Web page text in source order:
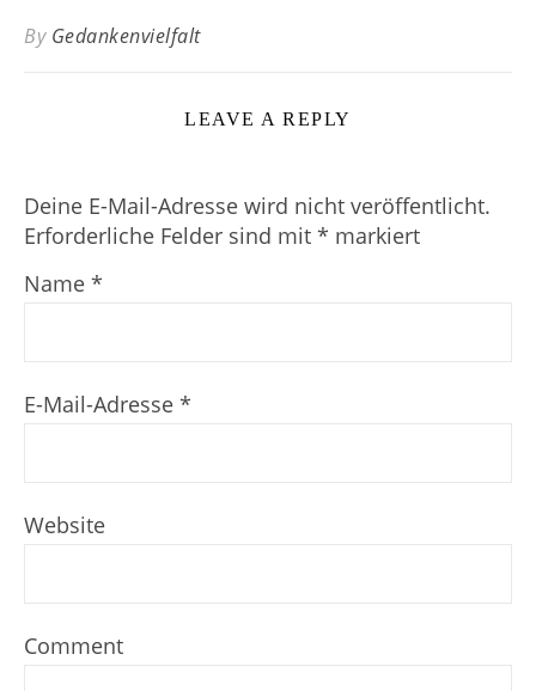
By Gedankenvielfalt
LEAVE A REPLY
Deine E-Mail-Adresse wird nicht veröffentlicht.
Erforderliche Felder sind mit * markiert
Name *
E-Mail-Adresse *
Website
Comment